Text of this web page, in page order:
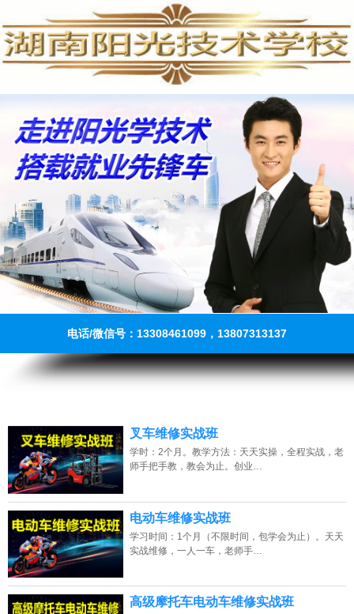
电话/微信号：13308461099，13807313137
点击免费咨询电话：13807313137
叉车维修实战班
学时：2个月。教学方法：天天实操，全程实战，老
师手把手教，教会为止。创业…
电动车维修实战班
学习时间：1个月（不限时间，包学会为止）。天天
实战维修，一人一车，老师手…
高级摩托车电动车维修实战班